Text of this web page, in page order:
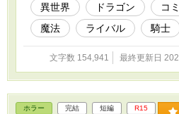
異世界
ドラゴン コ
魔法
ライバル 騎士
文字数 154,941 最終更新日
ホラー 完結 短編 R15